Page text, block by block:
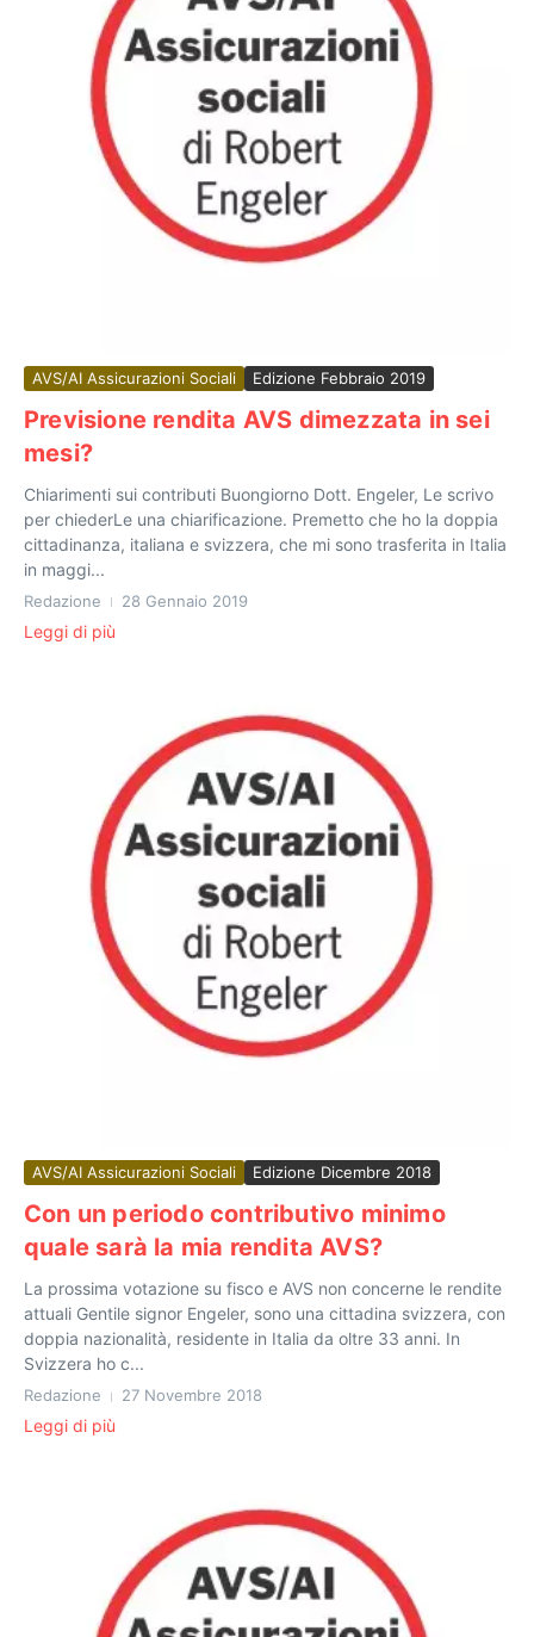
AVS/AI Assicurazioni Sociali Edizione Febbraio 2019
Previsione rendita AVS dimezzata in sei
mesi?
Chiarimenti sui contributi Buongiorno Dott. Engeler, Le scrivo
per chiederLe una chiarificazione. Premetto che ho la doppia
cittadinanza, italiana e svizzera, che mi sono trasferita in Italia
in maggi...
Redazione 28 Gennaio 2019
Leggi di più
AVS/AI Assicurazioni Sociali Edizione Dicembre 2018
Con un periodo contributivo minimo
quale sarà la mia rendita AVS?
La prossima votazione su fisco e AVS non concerne le rendite
attuali Gentile signor Engeler, sono una cittadina svizzera, con
doppia nazionalità, residente in Italia da oltre 33 anni. In
Svizzera ho c...
Redazione 27 Novembre 2018
Leggi di più